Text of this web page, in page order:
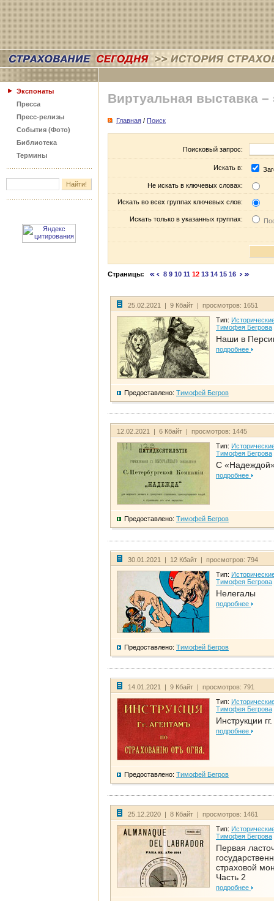
Экспонаты
Пресса
Пресс-релизы
События (Фото)
Библиотека
Термины
Виртуальная выставка –
Главная / Поиск
Поисковый запрос:
Искать в:
Не искать в ключевых словах:
Искать во всех группах ключевых слов:
Искать только в указанных группах:
Страницы: 8 9 10 11 12 13 14 15 16
25.02.2021 | 9 Кбайт | просмотров: 1651
Тип:
Тимофея Бегрова
Наши в
подробнее
Предоставлено: Тимофей Бегров
12.02.2021 | 6 Кбайт | просмотров: 1445
Тип:
Тимофея Бегрова
С
подробнее
Предоставлено: Тимофей Бегров
30.01.2021 | 12 Кбайт | просмотров: 794
Тип:
Тимофея Бегрова
Нелегалы
подробнее
Предоставлено: Тимофей Бегров
14.01.2021 | 9 Кбайт | просмотров: 791
Тип:
Тимофея Бегрова
Инструкции
подробнее
Предоставлено: Тимофей Бегров
25.12.2020 | 8 Кбайт | просмотров: 1461
Тип:
Тимофея Бегрова
Первая
страховой
Часть 2
подробнее